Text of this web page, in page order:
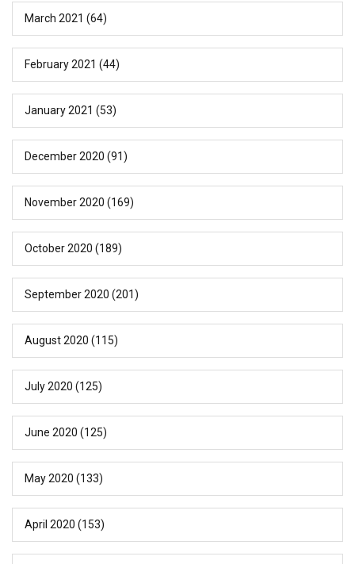
March 2021 (64)
February 2021 (44)
January 2021 (53)
December 2020 (91)
November 2020 (169)
October 2020 (189)
September 2020 (201)
August 2020 (115)
July 2020 (125)
June 2020 (125)
May 2020 (133)
April 2020 (153)